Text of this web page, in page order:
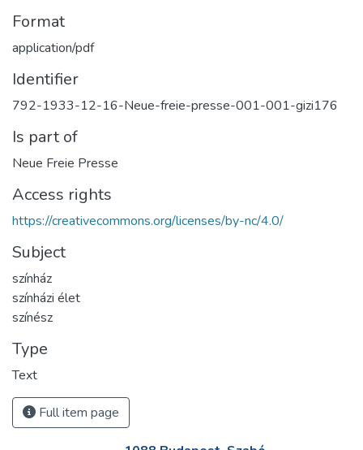
Format
application/pdf
Identifier
792-1933-12-16-Neue-freie-presse-001-001-gizi176
Is part of
Neue Freie Presse
Access rights
https://creativecommons.org/licenses/by-nc/4.0/
Subject
színház
színházi élet
színész
Type
Text
Full item page